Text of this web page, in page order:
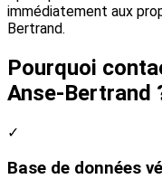
immédiatement aux
Bertrand.
Pourquoi
Anse-Bertrand
✓
Base de données